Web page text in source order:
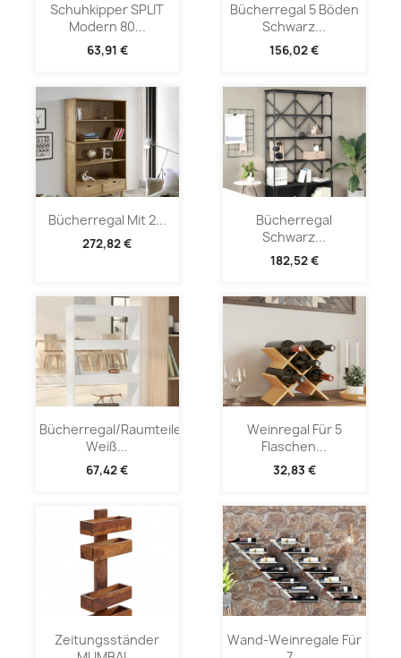
Schuhkipper SPLIT
Modern 80...
63,91 €
Bücherregal 5 Böden
Schwarz...
156,02 €
Bücherregal Mit 2...
272,82 €
Bücherregal
Schwarz...
182,52 €
Bücherregal/Raumteiler
Weiß...
67,42 €
Weinregal Für 5
Flaschen...
32,83 €
Zeitungsständer
Wand-Weinregale Für